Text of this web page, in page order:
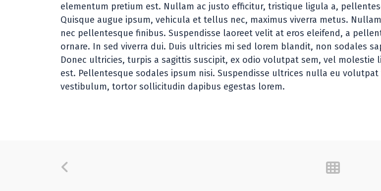
elementum pretium est. Nullam ac justo efficitur, tristique ligula a,
Quisque augue ipsum, vehicula et tellus nec, maximus viverra metus.
nec pellentesque finibus. Suspendisse laoreet velit at eros eleifend, a
ornare. In sed viverra dui. Duis ultricies mi sed lorem blandit, non sodales
Donec ultricies, turpis a sagittis suscipit, ex odio volutpat sem, vel molestie
est. Pellentesque sodales ipsum nisi. Suspendisse ultrices nulla eu
vestibulum, tortor sollicitudin dapibus egestas lorem.